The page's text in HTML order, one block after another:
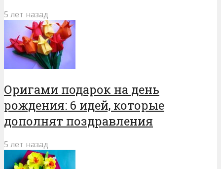
5 лет назад
Оригами подарок на день
рождения: 6 идей, которые
дополнят поздравления
5 лет назад